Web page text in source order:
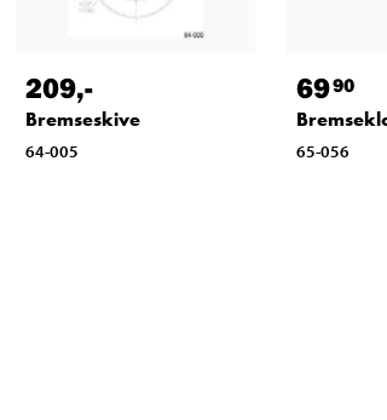
209,-
Bremseskive
64-005
6990
65-056